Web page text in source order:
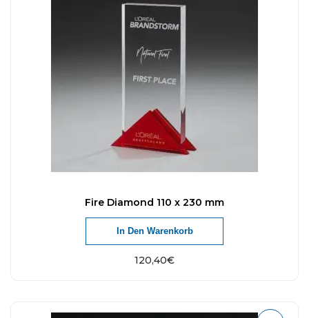
Fire Diamond 110 x 230 mm
120,40€
In Den Warenkorb